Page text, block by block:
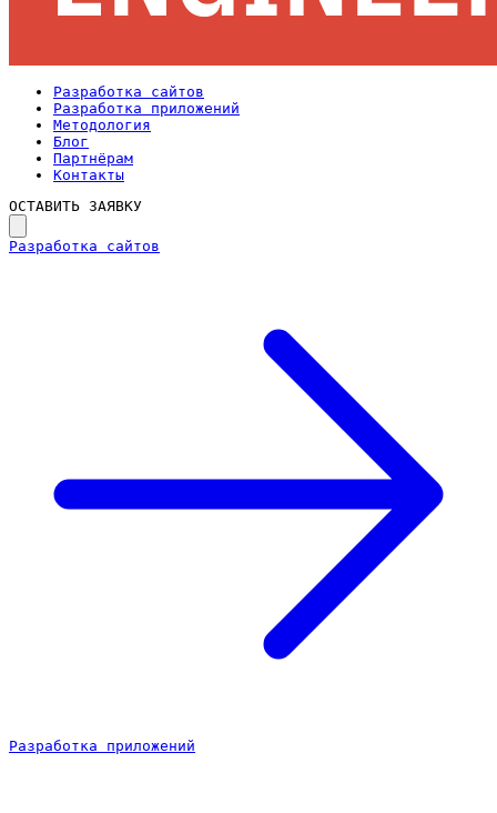
Разработка сайтов
Разработка приложений
Методология
Блог
Партнёрам
Контакты
ОСТАВИТЬ ЗАЯВКУ
Разработка сайтов
Разработка приложений